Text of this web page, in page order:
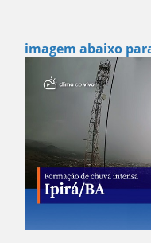
imagem abaixo